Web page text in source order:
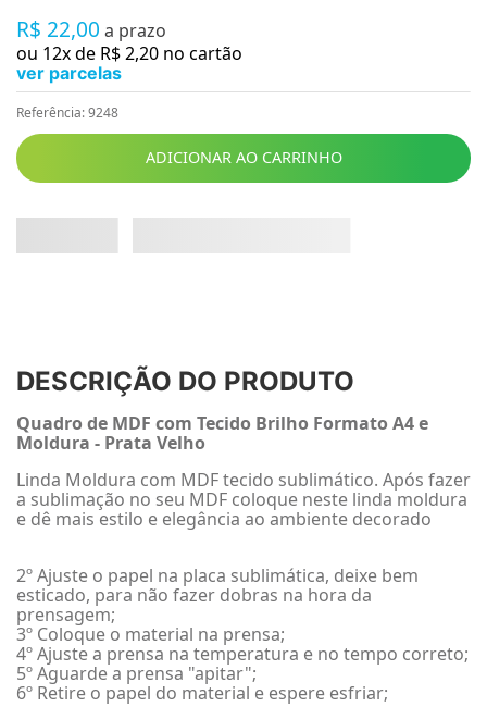
R$ 22,00 a prazo
ou 12x de R$2,20 no cartão
ver parcelas
Referência:9248
ADICIONAR AO CARRINHO
DESCRIÇÃO DO PRODUTO
Quadro de MDF com Tecido Brilho Formato A4 e
Moldura - Prata Velho
Linda Moldura com MDF tecido sublimático. Após fazer
a sublimação no seu MDF coloque neste linda moldura
e dê mais estilo e elegância ao ambiente decorado
2º Ajuste o papel na placa sublimática, deixe bem
esticado, para não fazer dobras na hora da
prensagem;
3º Coloque o material na prensa;
4º Ajuste a prensa na temperatura e no tempo correto;
5º Aguarde a prensa "apitar";
6º Retire o papel do material e espere esfriar;